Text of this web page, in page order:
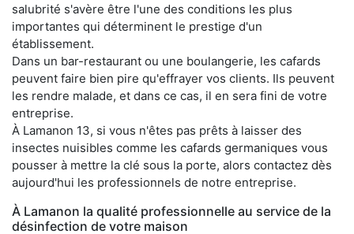
salubrité s'avère être l'une des conditions les plus
importantes qui déterminent le prestige d'un
établissement.
Dans un bar-restaurant ou une boulangerie, les cafards
peuvent faire bien pire qu'effrayer vos clients. Ils peuvent
les rendre malade, et dans ce cas, il en sera fini de votre
entreprise.
À Lamanon 13, si vous n'êtes pas prêts à laisser des
insectes nuisibles comme les cafards germaniques vous
pousser à mettre la clé sous la porte, alors contactez dès
aujourd'hui les professionnels de notre entreprise.
À Lamanon la qualité professionnelle au service de la
désinfection de votre maison